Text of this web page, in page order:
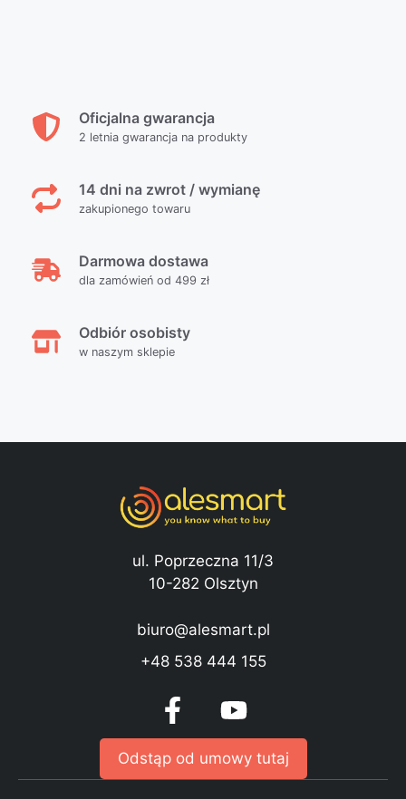
Oficjalna gwarancja
2 letnia gwarancja na produkty
14 dni na zwrot / wymianę
zakupionego towaru
Darmowa dostawa
dla zamówień od 499 zł
Odbiór osobisty
w naszym sklepie
ul. Poprzeczna 11/3
10-282 Olsztyn
biuro@alesmart.pl
+48 538 444 155
Odstąp od umowy tutaj